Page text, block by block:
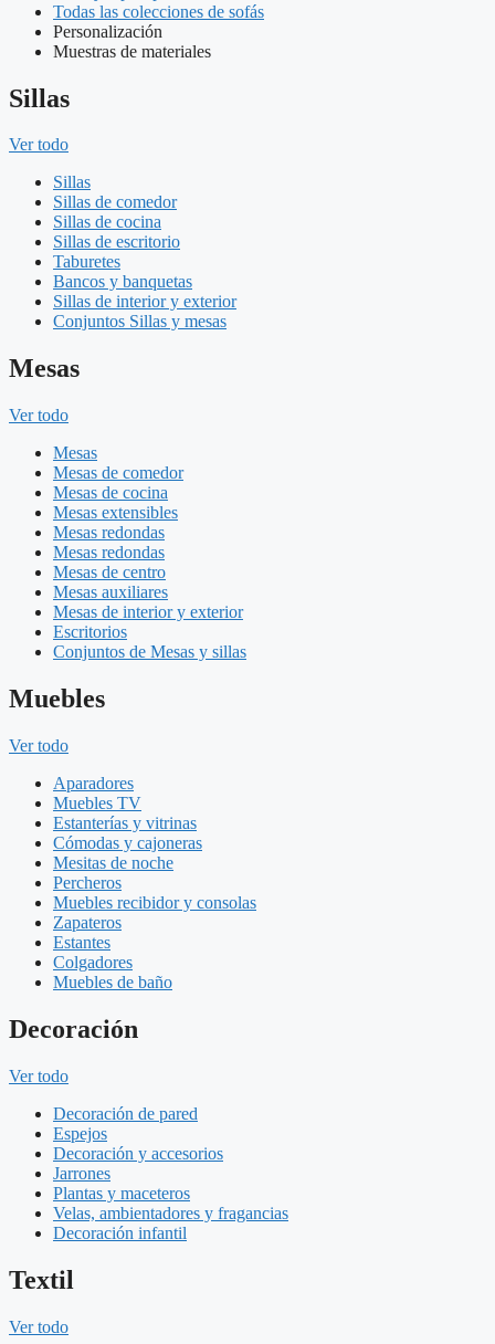
Todas las colecciones de sofás
Personalización
Muestras de materiales
Sillas
Ver todo
Sillas
Sillas de comedor
Sillas de cocina
Sillas de escritorio
Taburetes
Bancos y banquetas
Sillas de interior y exterior
Conjuntos Sillas y mesas
Mesas
Ver todo
Mesas
Mesas de comedor
Mesas de cocina
Mesas extensibles
Mesas redondas
Mesas redondas
Mesas de centro
Mesas auxiliares
Mesas de interior y exterior
Escritorios
Conjuntos de Mesas y sillas
Muebles
Ver todo
Aparadores
Muebles TV
Estanterías y vitrinas
Cómodas y cajoneras
Mesitas de noche
Percheros
Muebles recibidor y consolas
Zapateros
Estantes
Colgadores
Muebles de baño
Decoración
Ver todo
Decoración de pared
Espejos
Decoración y accesorios
Jarrones
Plantas y maceteros
Velas, ambientadores y fragancias
Decoración infantil
Textil
Ver todo